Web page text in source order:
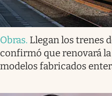
Obras. Llegan los trenes
confirmó que renovará
modelos fabricados